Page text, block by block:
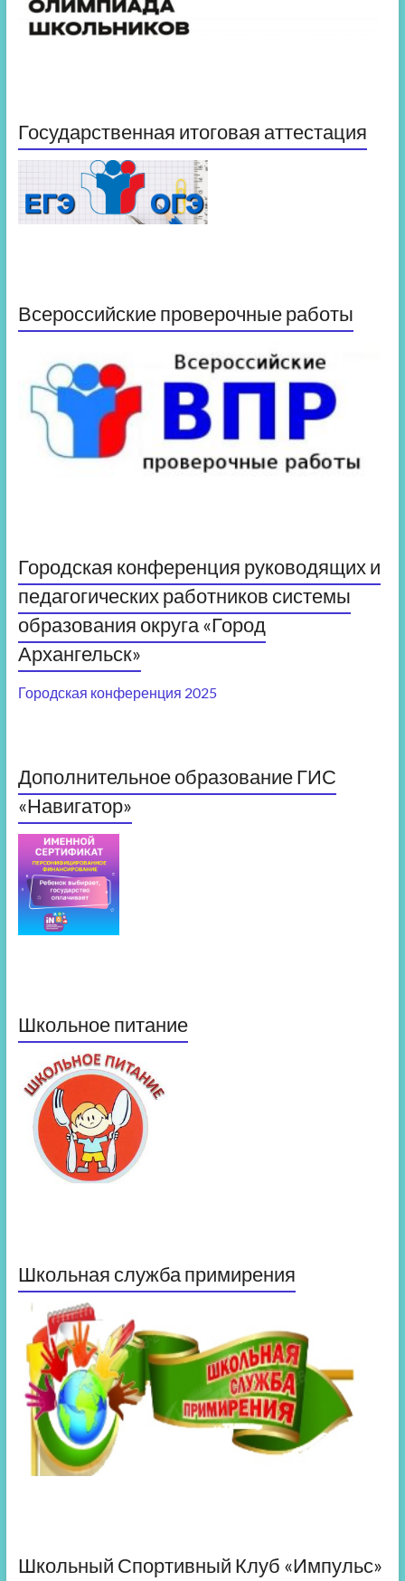
Государственная итоговая аттестация
Всероссийские проверочные работы
Городская конференция руководящих и
педагогических работников системы
образования округа «Город
Архангельск»
Городская конференция 2025
Дополнительное образование ГИС
«Навигатор»
Школьное питание
Школьная служба примирения
Школьный Спортивный Клуб «Импульс»